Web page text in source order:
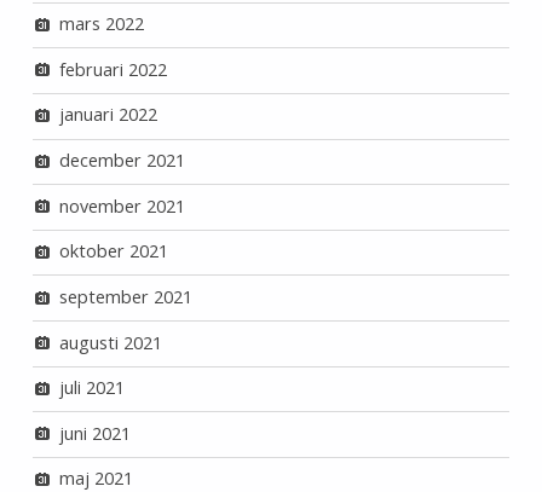
mars 2022
februari 2022
januari 2022
december 2021
november 2021
oktober 2021
september 2021
augusti 2021
juli 2021
juni 2021
maj 2021